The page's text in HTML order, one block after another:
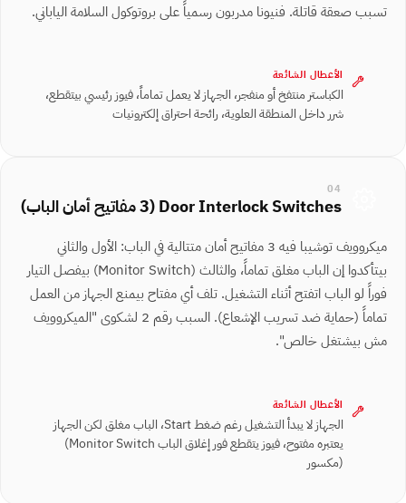
تسبب صعقة قاتلة. فنيونا مدربون رسمياً على بروتوكول السلامة الياباني.
الأعطال الشائعة
الكباستر منتفخ أو منفجر، الجهاز لا يعمل تماماً، فيوز رئيسي بيتقطع،
شرر داخل المنطقة العلوية، رائحة احتراق إلكترونيات
04
Door Interlock Switches (3 مفاتيح أمان الباب)
ميكروويف توشيبا فيه 3 مفاتيح أمان متتالية في الباب: الأول والثاني
بيتأكدوا إن الباب مغلق تماماً، والثالث ⁨(Monitor Switch)⁩ بيفصل التيار
فوراً لو الباب اتفتح أثناء التشغيل. تلف أي مفتاح بيمنع الجهاز من العمل
تماماً (حماية ضد تسريب الإشعاع). السبب رقم 2 لشكوى "الميكروويف
مش بيشتغل خالص".
الأعطال الشائعة
الجهاز لا يبدأ التشغيل رغم ضغط Start، الباب مغلق لكن الجهاز
يعتبره مفتوح، فيوز يتقطع فور إغلاق الباب ⁨(Monitor Switch
مكسور)⁩